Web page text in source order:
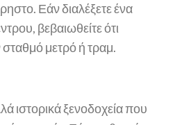
Εάν διαλέξετε ένα
βεβαιωθείτε ότι
σταθμό μετρό ή τραμ.
ιστορικά ξενοδοχεία που